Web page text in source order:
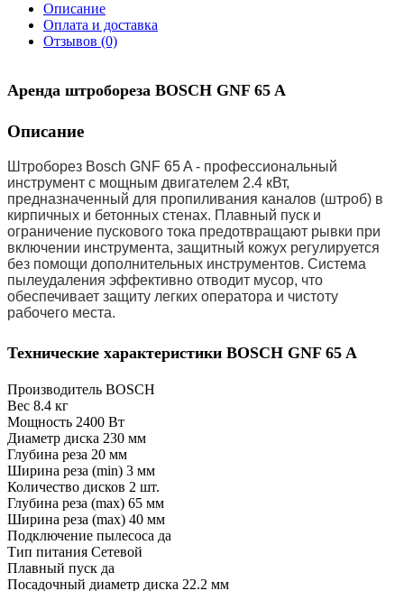
Описание
Оплата и доставка
Отзывов (0)
Аренда штробореза BOSCH GNF 65 A
Описание
Штроборез Bosch GNF 65 A - профессиональный
инструмент с мощным двигателем 2.4 кВт,
предназначенный для пропиливания каналов (штроб) в
кирпичных и бетонных стенах. Плавный пуск и
ограничение пускового тока предотвращают рывки при
включении инструмента, защитный кожух регулируется
без помощи дополнительных инструментов. Система
пылеудаления эффективно отводит мусор, что
обеспечивает защиту легких оператора и чистоту
рабочего места.
Технические характеристики BOSCH GNF 65 A
Производитель BOSCH
Вес 8.4 кг
Мощность 2400 Вт
Диаметр диска 230 мм
Глубина реза 20 мм
Ширина реза (min) 3 мм
Количество дисков 2 шт.
Глубина реза (max) 65 мм
Ширина реза (max) 40 мм
Подключение пылесоса да
Тип питания Сетевой
Плавный пуск да
Посадочный диаметр диска 22.2 мм